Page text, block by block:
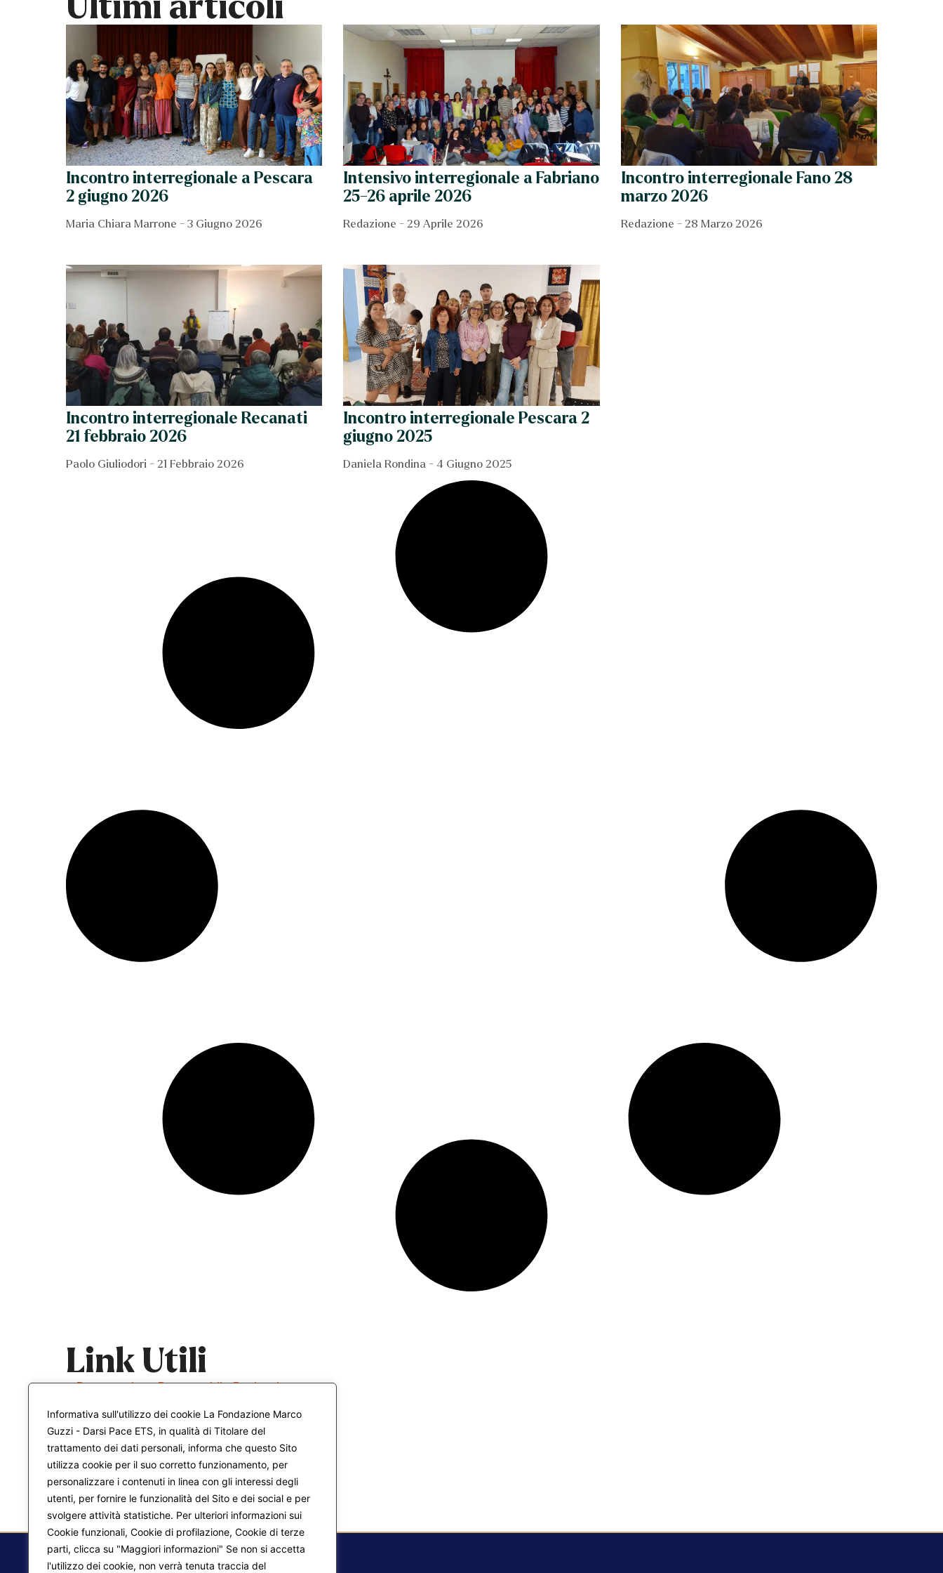
Informativa sull'utilizzo dei cookie La Fondazione Marco
Guzzi - Darsi Pace ETS, in qualità di Titolare del
trattamento dei dati personali, informa che questo Sito
utilizza cookie per il suo corretto funzionamento, per
personalizzare i contenuti in linea con gli interessi degli
utenti, per fornire le funzionalità del Sito e dei social e per
svolgere attività statistiche. Per ulteriori informazioni sui
Cookie funzionali, Cookie di profilazione, Cookie di terze
parti, clicca su "Maggiori informazioni" Se non si accetta
l'utilizzo dei cookie, non verrà tenuta traccia del
Ultimi articoli
Incontro interregionale a Pescara
2 giugno 2026
Maria Chiara Marrone 3 Giugno 2026
Intensivo interregionale a Fabriano
25-26 aprile 2026
Redazione 29 Aprile 2026
Incontro interregionale Fano 28
marzo 2026
Redazione 28 Marzo 2026
Incontro interregionale Recanati
21 febbraio 2026
Paolo Giuliodori 21 Febbraio 2026
Incontro interregionale Pescara 2
giugno 2025
Daniela Rondina 4 Giugno 2025
Link Utili
–Presentazione Responsabile Regionale